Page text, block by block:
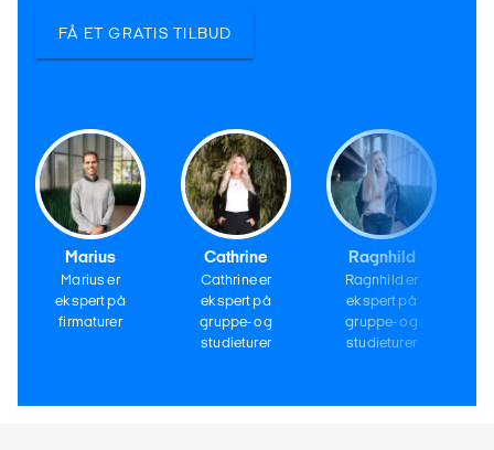
FÅ ET GRATIS TILBUD
Marius
Marius er
ekspert på
firmaturer
Cathrine
Cathrine er
ekspert på
gruppe- og
studieturer
Ragnhild
Ragnhild er
ekspert på
gruppe- og
studieturer